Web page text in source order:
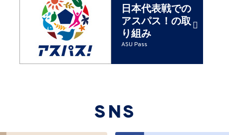
日本代表戦での
アスパス！の取
り組み
ASU Pass
SNS